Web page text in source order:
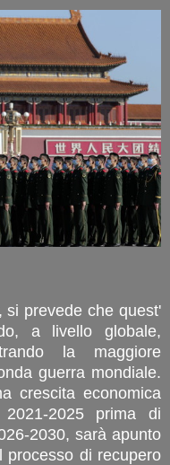
si prevede che quest'
a livello globale,
la maggiore
guerra mondiale.
crescita economica
2025 prima di
2030, sarà apunto
processo di recupero